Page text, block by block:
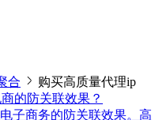
合
购买高质量代理ip
的防关联效果？
子商务的防关联效果。高